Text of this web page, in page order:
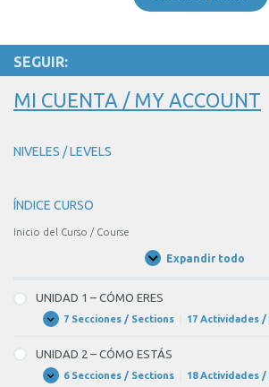
gusta
salir
marcha.
sábados
tengo
pero
2
of
4
SEGUIR:
MI CUENTA / MY ACCOUNT
NIVELES / LEVELS
ÍNDICE CURSO
Inicio del Curso / Course
Expandir todo
Unidades
UNIDAD 1 – CÓMO ERES
Expandir
UNIDAD
–
CÓMO
ERES
7 Secciones / Sections 17 Actividades /
UNIDAD 2 – CÓMO ESTÁS
Expandir
UNIDAD6 Secciones / Sections 18 Actividades /